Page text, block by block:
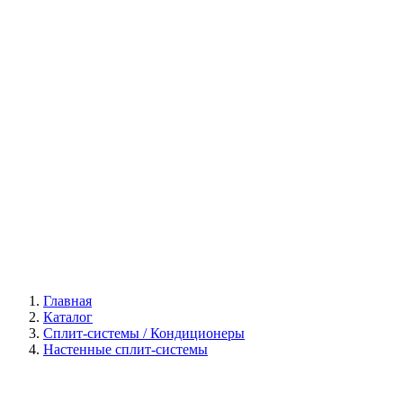
Главная
Каталог
Сплит-системы / Кондиционеры
Настенные сплит-системы